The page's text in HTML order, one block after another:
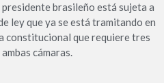
brasileño está sujeta a
ley que ya se está tramitando en
constitucional que requiere tres
cámaras.